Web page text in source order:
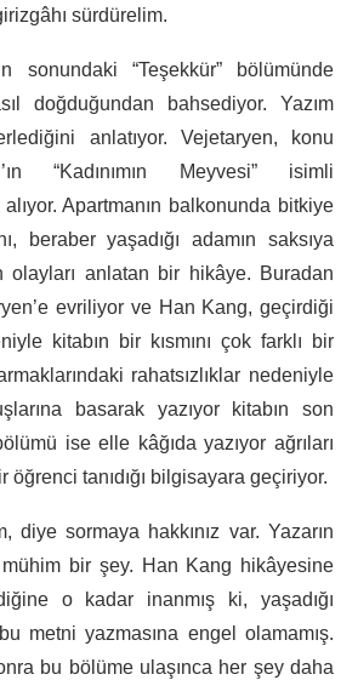
sürdürelim.
sonundaki “Teşekkür” bölümünde
doğduğundan bahsediyor. Yazım
anlatıyor. Vejetaryen, konu
“Kadınımın Meyvesi” isimli
Apartmanın balkonunda bitkiye
beraber yaşadığı adamın saksıya
olayları anlatan bir hikâye. Buradan
evriliyor ve Han Kang, geçirdiği
kitabın bir kısmını çok farklı bir
rahatsızlıklar nedeniyle
basarak yazıyor kitabın son
ise elle kâğıda yazıyor ağrıları
öğrenci tanıdığı bilgisayara geçiriyor.
diye sormaya hakkınız var. Yazarın
mühim bir şey. Han Kang hikâyesine
o kadar inanmış ki, yaşadığı
metni yazmasına engel olamamış.
bu bölüme ulaşınca her şey daha